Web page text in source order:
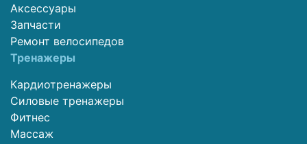
Аксессуары
Запчасти
Ремонт велосипедов
Тренажеры
Кардиотренажеры
Силовые тренажеры
Фитнес
Массаж